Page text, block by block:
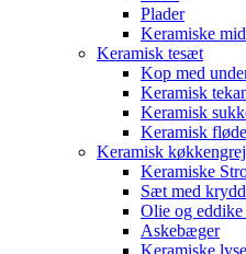
Plader
Keramiske
Keramisk tesæt
Kop med
Keramisk
Keramisk
Keramisk
Keramisk køkkengrej
Keramiske
Sæt med
Olie og
Askebæger
Keramiske